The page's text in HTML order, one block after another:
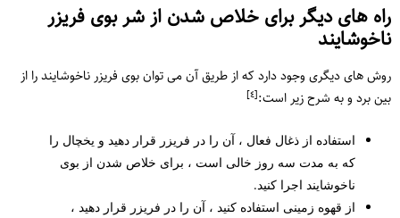
راه های دیگر برای خلاص شدن از شر بوی فریزر
ناخوشایند
روش های دیگری وجود دارد که از طریق آن می توان بوی فریزر ناخوشایند را از
بین برد و به شرح زیر است:[٤]
استفاده از ذغال فعال ، آن را در فریزر قرار دهید و یخچال را
که به مدت سه روز خالی است ، برای خلاص شدن از بوی
ناخوشایند اجرا کنید.
از قهوه زمینی استفاده کنید ، آن را در فریزر قرار دهید ،